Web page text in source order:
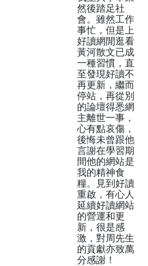
然後踏足社
會。雖然工作
事忙，但是上
好讀網閒逛看
黃河散文已成
一種習慣，直
至發現好讀不
再更新，繼而
停站，再從別
的論壇得悉網
主離世一事，
心有點哀傷，
後悔未曾跟他
言謝在學習期
間他的網站是
我的精神食
糧。見到好讀
重啟，有心人
延續好讀網站
的營運和更
新，很是感
激，對周先生
的貢獻亦致萬
分感謝！